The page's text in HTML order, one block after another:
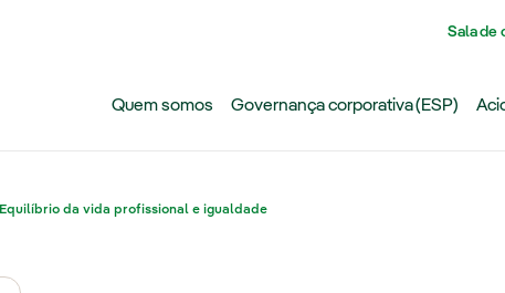
Sala de
Quem somos Governança corporativa (ESP)
Equilíbrio da vida profissional e igualdade